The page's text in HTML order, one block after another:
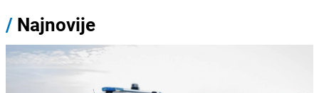
/ Najnovije